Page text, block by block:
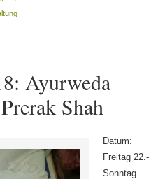
Ayurweda
Shah
Datum:
Freitag 22.-
Sonntag